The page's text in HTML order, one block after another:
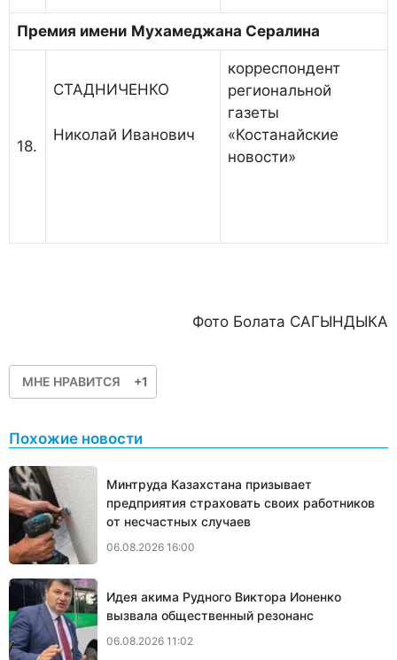
Премия имени Мухамеджана Сералина
18.
СТАДНИЧЕНКО
Николай Иванович
корреспондент
региональной
газеты
«Костанайские
новости»
Фото Болата САГЫНДЫКА
МНЕ НРАВИТСЯ +1
Похожие новости
Минтруда Казахстана призывает
предприятия страховать своих работников
от несчастных случаев
06.08.2026 16:00
Идея акима Рудного Виктора Ионенко
вызвала общественный резонанс
06.08.2026 11:02